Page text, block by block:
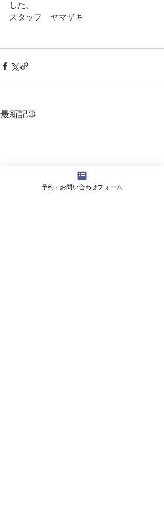
した。
スタッフ　ヤマザキ
最新記事
予約・お問い合わせフォーム